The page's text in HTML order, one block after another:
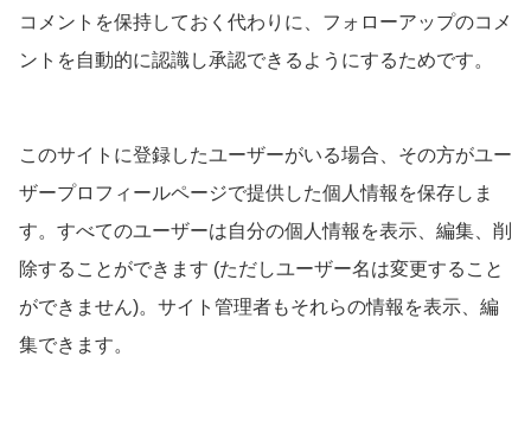
コメントを保持しておく代わりに、フォローアップのコメ
ントを自動的に認識し承認できるようにするためです。
このサイトに登録したユーザーがいる場合、その方がユー
ザープロフィールページで提供した個人情報を保存しま
す。すべてのユーザーは自分の個人情報を表示、編集、削
除することができます (ただしユーザー名は変更すること
ができません)。サイト管理者もそれらの情報を表示、編
集できます。